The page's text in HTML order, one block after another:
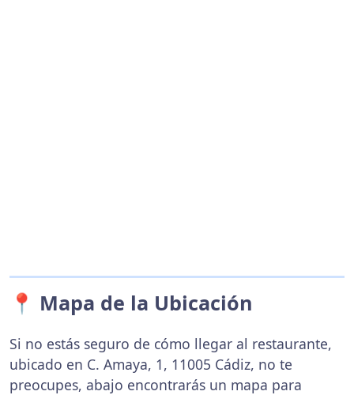
📍 Mapa de la Ubicación
Si no estás seguro de cómo llegar al restaurante,
ubicado en C. Amaya, 1, 11005 Cádiz, no te
preocupes, abajo encontrarás un mapa para